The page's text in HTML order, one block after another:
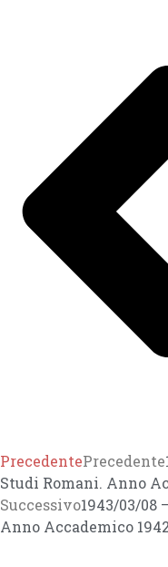
PrecedentePrecedente
Studi Romani. Anno
Successivo1943/03/08
Anno Accademico